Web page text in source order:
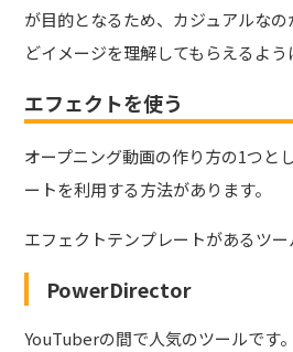
が目的となるため、カジュアルな
どイメージを理解してもらえるよう
エフェクトを使う
オープニング動画の作り方の1つと
ートを利用する方法があります。
エフェクトテンプレートがあるツー
PowerDirector
YouTuberの間で人気のツールです。